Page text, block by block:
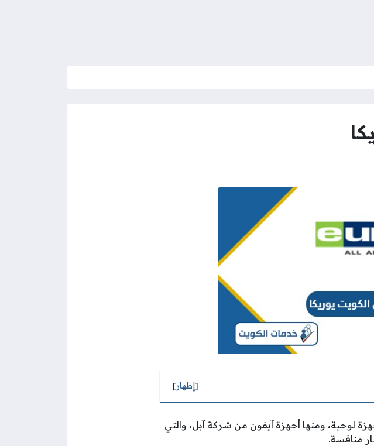
[إظهار]
لوحية، ومنها أجهزة آيفون من شركة آبل، والتي
منافسة.